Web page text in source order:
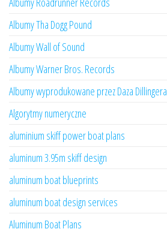
Albumy Tha Dogg Pound
Albumy Wall of Sound
Albumy Warner Bros. Records
Albumy wyprodukowane przez Daza Dillingera
Algorytmy numeryczne
aluminium skiff power boat plans
aluminum 3.95m skiff design
aluminum boat blueprints
aluminum boat design services
Aluminum Boat Plans